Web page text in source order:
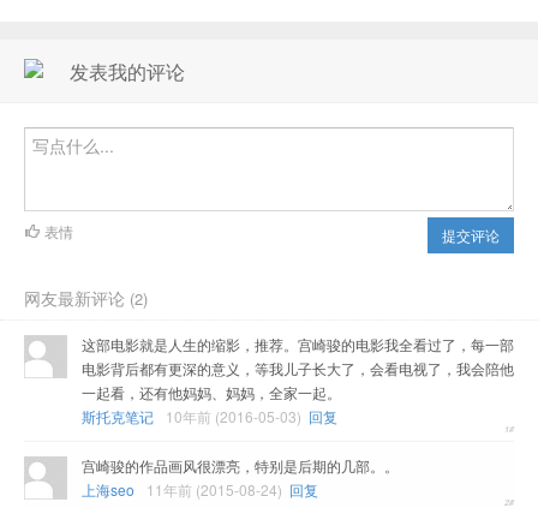
发表我的评论
提交评论
表情
网友最新评论 (2)
这部电影就是人生的缩影，推荐。宫崎骏的电影我全看过了，每一部
电影背后都有更深的意义，等我儿子长大了，会看电视了，我会陪他
一起看，还有他妈妈、妈妈，全家一起。
斯托克笔记
10年前 (2016-05-03) 回复
宫崎骏的作品画风很漂亮，特别是后期的几部。。
上海seo
11年前 (2015-08-24) 回复